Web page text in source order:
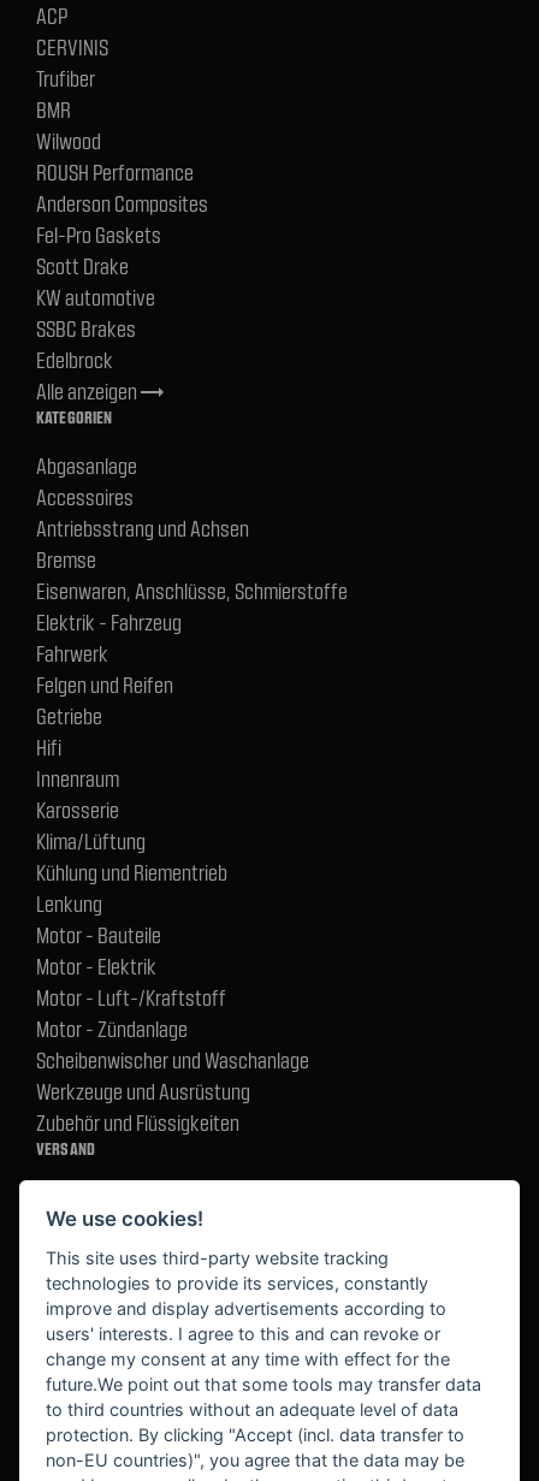
ACP
CERVINIS
Trufiber
BMR
Wilwood
ROUSH Performance
Anderson Composites
Fel-Pro Gaskets
Scott Drake
KW automotive
SSBC Brakes
Edelbrock
Alle anzeigentrending_flat
KATEGORIEN
Abgasanlage
Accessoires
Antriebsstrang und Achsen
Bremse
Eisenwaren, Anschlüsse, Schmierstoffe
Elektrik - Fahrzeug
Fahrwerk
Felgen und Reifen
Getriebe
Hifi
Innenraum
Karosserie
Klima/Lüftung
Kühlung und Riementrieb
Lenkung
Motor - Bauteile
Motor - Elektrik
Motor - Luft-/Kraftstoff
Motor - Zündanlage
Scheibenwischer und Waschanlage
Werkzeuge und Ausrüstung
Zubehör und Flüssigkeiten
VERSAND
BEKANNT AUS
We use cookies!
This site uses third-party website tracking
technologies to provide its services, constantly
improve and display advertisements according to
users' interests. I agree to this and can revoke or
change my consent at any time with effect for the
future.We point out that some tools may transfer data
to third countries without an adequate level of data
protection. By clicking "Accept (incl. data transfer to
non-EU countries)", you agree that the data may be